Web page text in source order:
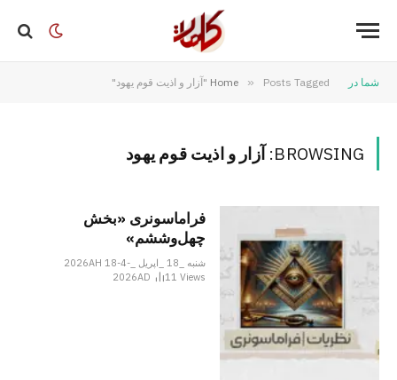
شما در Home » Posts Tagged "آزار و اذیت قوم یهود"
BROWSING: آزار و اذیت قوم یهود
فراماسونری «بخش
چهل‌وششم»
شنبه _18 _اپریل _2026AH 18-4-
2026AD
11Views